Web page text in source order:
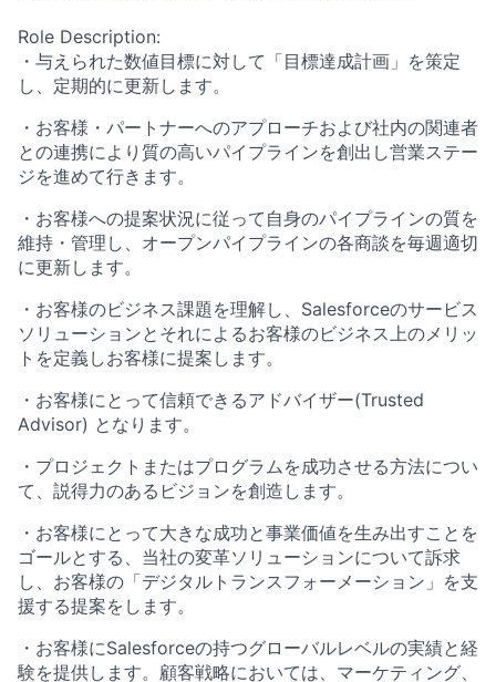
Role Description:
・与えられた数値目標に対して「目標達成計画」を策定
し、定期的に更新します。
・お客様・パートナーへのアプローチおよび社内の関連者
との連携により質の高いパイプラインを創出し営業ステー
ジを進めて行きます。
・お客様への提案状況に従って自身のパイプラインの質を
維持・管理し、オープンパイプラインの各商談を毎週適切
に更新します。
・お客様のビジネス課題を理解し、Salesforceのサービス
ソリューションとそれによるお客様のビジネス上のメリッ
トを定義しお客様に提案します。
・お客様にとって信頼できるアドバイザー(Trusted
Advisor) となります。
・プロジェクトまたはプログラムを成功させる方法につい
て、説得力のあるビジョンを創造します。
・お客様にとって大きな成功と事業価値を生み出すことを
ゴールとする、当社の変革ソリューションについて訴求
し、お客様の「デジタルトランスフォーメーション」を支
援する提案をします。
・お客様にSalesforceの持つグローバルレベルの実績と経
験を提供します。顧客戦略においては、マーケティング、